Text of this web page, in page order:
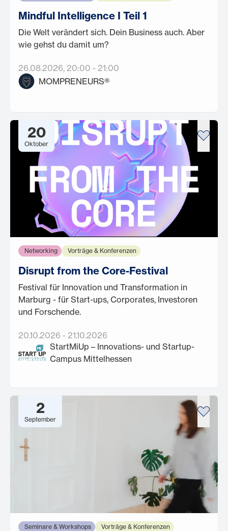
Mindful Intelligence I Teil 1
Die Welt verändert sich. Dein Business auch. Aber
wie gehst du damit um?
26.08.2026, 20:00 - 21:00
MOMPRENEURS®
20
Oktober
Networking Vorträge & Konferenzen
Disrupt from the Core-Festival
Festival für Innovation und Transformation in
Marburg - für Start-ups, Corporates, Investoren
und Forschende.
20.10.2026 - 21.10.2026
StartMiUp – Innovations- und Startup-
Campus Mittelhessen
2
September
Seminare & Workshops Vorträge & Konferenzen